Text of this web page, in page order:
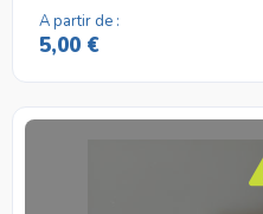
A partir de :
5,00 €